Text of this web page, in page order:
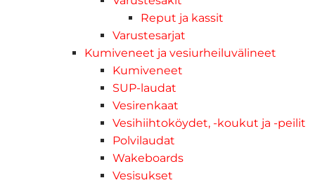
Reput ja kassit
Varustesarjat
Kumiveneet ja vesiurheiluvälineet
Kumiveneet
SUP-laudat
Vesirenkaat
Vesihiihtoköydet, -koukut ja -peilit
Polvilaudat
Wakeboards
Vesisukset